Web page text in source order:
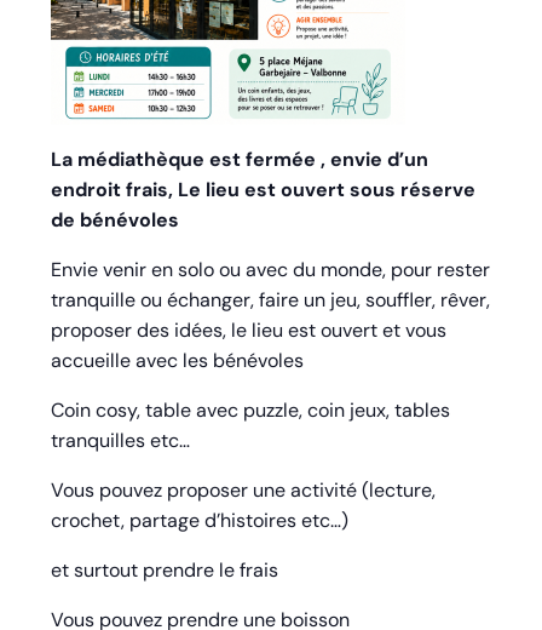
La médiathèque est fermée , envie d’un
endroit frais, Le lieu est ouvert sous réserve
de bénévoles
Envie venir en solo ou avec du monde, pour rester
tranquille ou échanger, faire un jeu, souffler, rêver,
proposer des idées, le lieu est ouvert et vous
accueille avec les bénévoles
Coin cosy, table avec puzzle, coin jeux, tables
tranquilles etc…
Vous pouvez proposer une activité (lecture,
crochet, partage d’histoires etc…)
et surtout prendre le frais
Vous pouvez prendre une boisson